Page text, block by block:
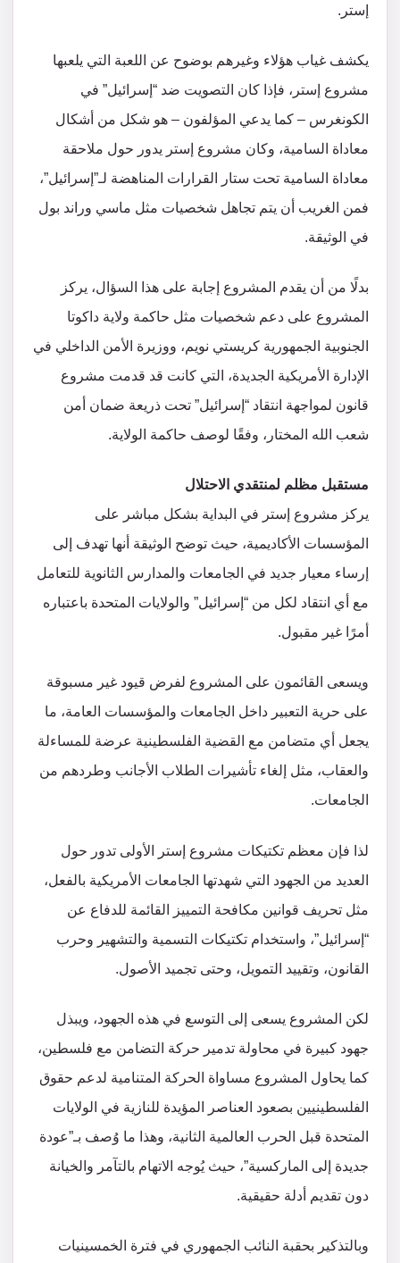
إستر.
يكشف غياب هؤلاء وغيرهم بوضوح عن اللعبة التي يلعبها
مشروع إستر، فإذا كان التصويت ضد “إسرائيل” في
الكونغرس – كما يدعي المؤلفون – هو شكل من أشكال
معاداة السامية، وكان مشروع إستر يدور حول ملاحقة
معاداة السامية تحت ستار القرارات المناهضة لـ”إسرائيل”،
فمن الغريب أن يتم تجاهل شخصيات مثل ماسي وراند بول
في الوثيقة.
بدلًا من أن يقدم المشروع إجابة على هذا السؤال، يركز
المشروع على دعم شخصيات مثل حاكمة ولاية داكوتا
الجنوبية الجمهورية كريستي نويم، ووزيرة الأمن الداخلي في
الإدارة الأمريكية الجديدة، التي كانت قد قدمت مشروع
قانون لمواجهة انتقاد “إسرائيل” تحت ذريعة ضمان أمن
شعب الله المختار، وفقًا لوصف حاكمة الولاية.
مستقبل مظلم لمنتقدي الاحتلال
يركز مشروع إستر في البداية بشكل مباشر على
المؤسسات الأكاديمية، حيث توضح الوثيقة أنها تهدف إلى
إرساء معيار جديد في الجامعات والمدارس الثانوية للتعامل
مع أي انتقاد لكل من “إسرائيل” والولايات المتحدة باعتباره
أمرًا غير مقبول.
ويسعى القائمون على المشروع لفرض قيود غير مسبوقة
على حرية التعبير داخل الجامعات والمؤسسات العامة، ما
يجعل أي متضامن مع القضية الفلسطينية عرضة للمساءلة
والعقاب، مثل إلغاء تأشيرات الطلاب الأجانب وطردهم من
الجامعات.
لذا فإن معظم تكتيكات مشروع إستر الأولى تدور حول
العديد من الجهود التي شهدتها الجامعات الأمريكية بالفعل،
مثل تحريف قوانين مكافحة التمييز القائمة للدفاع عن
“إسرائيل”، واستخدام تكتيكات التسمية والتشهير وحرب
القانون، وتقييد التمويل، وحتى تجميد الأصول.
لكن المشروع يسعى إلى التوسع في هذه الجهود، ويبذل
جهود كبيرة في محاولة تدمير حركة التضامن مع فلسطين،
كما يحاول المشروع مساواة الحركة المتنامية لدعم حقوق
الفلسطينيين بصعود العناصر المؤيدة للنازية في الولايات
المتحدة قبل الحرب العالمية الثانية، وهذا ما وُصف بـ”عودة
جديدة إلى الماركسية”، حيث يُوجه الاتهام بالتآمر والخيانة
دون تقديم أدلة حقيقية.
وبالتذكير بحقبة النائب الجمهوري في فترة الخمسينيات